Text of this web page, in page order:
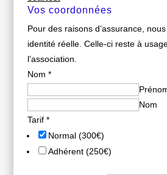
Vos coordonnées
Pour des raisons d’assurance,
identité réelle. Celle-ci reste à
l’association.
Nom *
Nom
Tarif *
Normal (300€)
Adhérent (250€)